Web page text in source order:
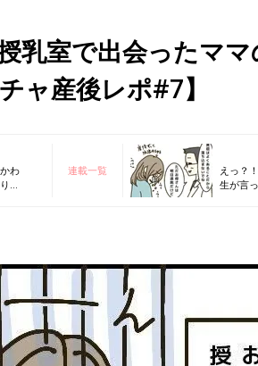
乳室で出会ったマ
ャ産後レポ#7】
わ
…
連載一覧
えっ？
生が言